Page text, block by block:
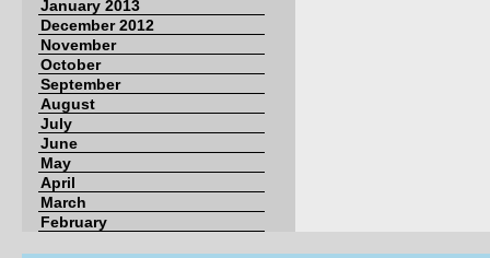
January 2013
December 2012
November
October
September
August
July
June
May
April
March
February